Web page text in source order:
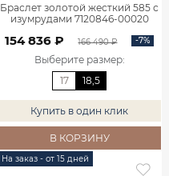
Браслет золотой жесткий 585 с
изумрудами 7120846-00020
154 836 ₽ 166 490 ₽ -7%
Выберите размер:
17
18,5
Купить в один клик
В КОРЗИНУ
На заказ - от 15 дней